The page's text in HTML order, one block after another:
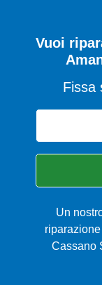
Vuoi
Fissa
Un
Cassano